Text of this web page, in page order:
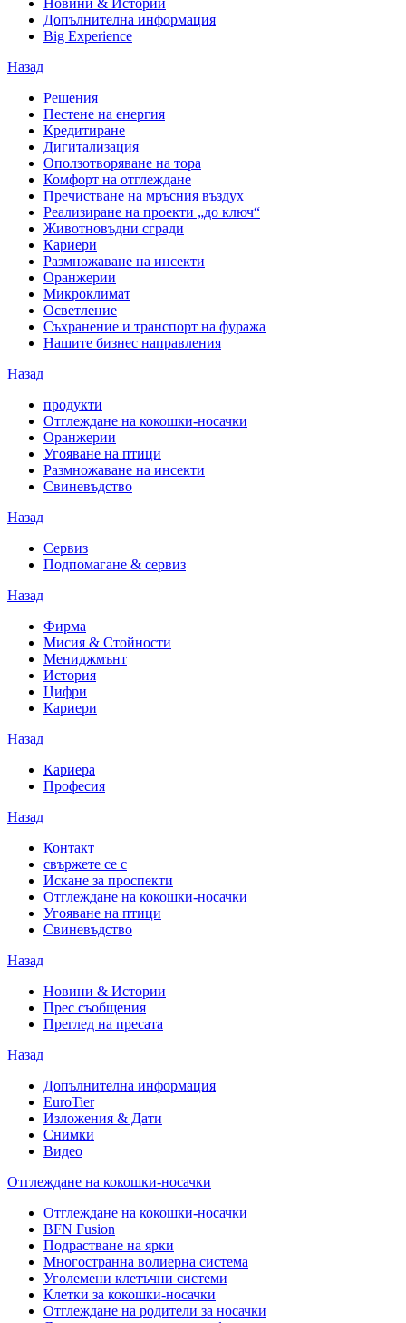
Допълнителна информация
Big Experience
Назад
Решения
Пестене на енергия
Кредитиране
Дигитализация
Оползотворяване на тора
Комфорт на отглеждане
Пречистване на мръсния въздух
Реализиране на проекти „до ключ“
Животновъдни сгради
Кариери
Размножаване на инсекти
Оранжерии
Микроклимат
Осветление
Съхранение и транспорт на фуража
Нашите бизнес направления
Назад
продукти
Отглеждане на кокошки-носачки
Оранжерии
Угояване на птици
Размножаване на инсекти
Свиневъдство
Назад
Сервиз
Подпомагане & сервиз
Назад
Фирма
Мисия & Стойности
Мениджмънт
История
Цифри
Кариери
Назад
Кариера
Професия
Назад
Контакт
свържете се с
Искане за проспекти
Отглеждане на кокошки-носачки
Угояване на птици
Свиневъдство
Назад
Новини & Истории
Прес съобщения
Преглед на пресата
Назад
Допълнителна информация
EuroTier
Изложения & Дати
Снимки
Видео
Отглеждане на кокошки-носачки
Отглеждане на кокошки-носачки
BFN Fusion
Подрастване на ярки
Многостранна волиерна система
Уголемени клетъчни системи
Клетки за кокошки-носачки
Отглеждане на родители за носачки